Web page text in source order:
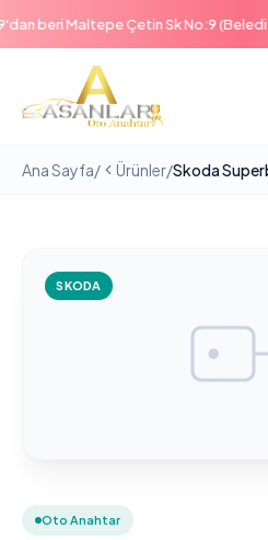
beri Maltepe Çetin Sk No:9 (Belediye
Ana Sayfa/ Ürünler/Skoda
SKODA
Oto Anahtar